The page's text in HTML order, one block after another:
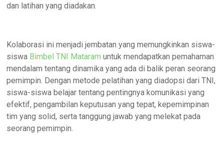
dan latihan yang diadakan.
Kolaborasi ini menjadi jembatan yang memungkinkan siswa-
siswa Bimbel TNI Mataram untuk mendapatkan pemahaman
mendalam tentang dinamika yang ada di balik peran seorang
pemimpin. Dengan metode pelatihan yang diadopsi dari TNI,
siswa-siswa belajar tentang pentingnya komunikasi yang
efektif, pengambilan keputusan yang tepat, kepemimpinan
tim yang solid, serta tanggung jawab yang melekat pada
seorang pemimpin.